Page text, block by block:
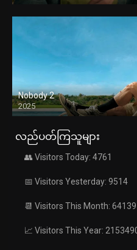
Nobody 2
2025
လည်ပတ်ကြသူများ
👥 Visitors Today: 4761
📅 Visitors Yesterday: 9514
📆 Visitors This Month: 64139
📈 Visitors This Year: